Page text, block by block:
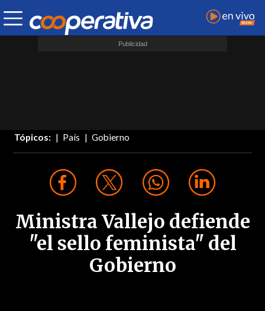
Tópicos: País Gobierno
Ministra Vallejo defiende
"el sello feminista" del
Gobierno